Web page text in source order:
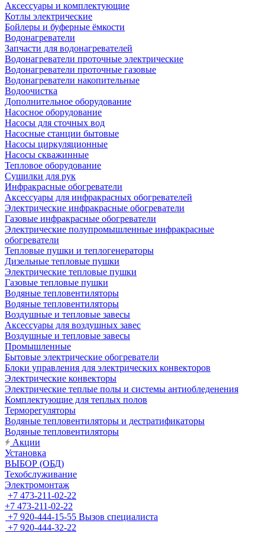
Аксессуары и комплектующие
Котлы электрические
Бойлеры и буферные ёмкости
Водонагреватели
Запчасти для водонагревателей
Водонагреватели проточные электрические
Водонагреватели проточные газовые
Водонагреватели накопительные
Водоочистка
Дополнительное оборудование
Насосное оборудование
Насосы для сточных вод
Насосные станции бытовые
Насосы циркуляционные
Насосы скважинные
Тепловое оборудование
Сушилки для рук
Инфракрасные обогреватели
Аксессуары для инфракрасных обогревателей
Электрические инфракрасные обогреватели
Газовые инфракрасные обогреватели
Электрические полупромышленные инфракрасные
обогреватели
Тепловые пушки и теплогенераторы
Дизельные тепловые пушки
Электрические тепловые пушки
Газовые тепловые пушки
Водяные тепловентиляторы
Водяные тепловентиляторы
Воздушные и тепловые завесы
Аксессуары для воздушных завес
Воздушные и тепловые завесы
Промышленные
Бытовые электрические обогреватели
Блоки управления для электрических конвекторов
Электрические конвекторы
Электрические теплые полы и системы антиобледенения
Комплектующие для теплых полов
Терморегуляторы
Водяные тепловентиляторы и дестратификаторы
Водяные тепловентиляторы
Акции
Установка
ВЫБОР (ОБД)
Техобслуживание
Электромонтаж
+7 473-211-02-22
+7 473-211-02-22
+7 920-444-15-55 Вызов специалиста
+7 920-444-32-22